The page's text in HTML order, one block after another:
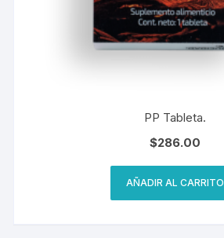
PP Tableta.
$286.00
AÑADIR AL CARRITO